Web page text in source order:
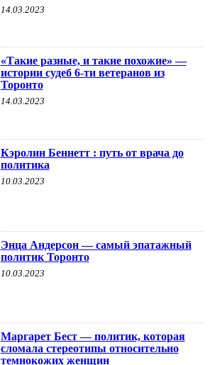
14.03.2023
«Такие разные, и такие похожие» —
истории судеб 6-ти ветеранов из
Торонто
14.03.2023
Кэролин Беннетт : путь от врача до
политика
10.03.2023
Энца Андерсон — самый эпатажный
политик Торонто
10.03.2023
Маргарет Бест — политик, которая
сломала стереотипы относительно
темнокожих женщин